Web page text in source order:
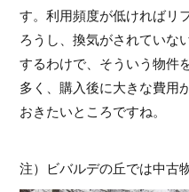
す。利用頻度が低ければリ
ろうし、換気がされていな
するわけで、そういう物件
多く、購入後に大きな費用
おきたいところですね。
注）ビバルデの丘では中古